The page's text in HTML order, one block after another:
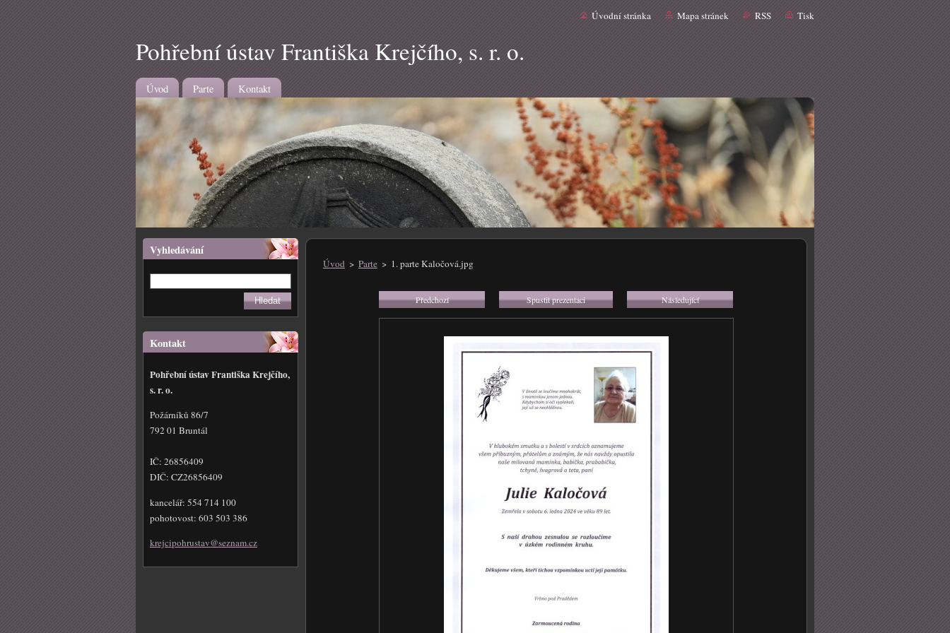
Úvodní stránka Mapa stránek RSS Tisk
Pohřební ústav Františka Krejčího, s. r. o.
Úvod Parte Kontakt
Vyhledávání
Kontakt
Pohřební ústav Františka Krejčího,
s. r. o.
Požárníků 86/7
792 01 Bruntál
IČ: 26856409
DIČ: CZ26856409
kancelář: 554 714 100
pohotovost: 603 503 386
krejcipohrustav@seznam.cz
Úvod > Parte > 1. parte Kaločová.jpg
Předchozí Spustit prezentaci Následující